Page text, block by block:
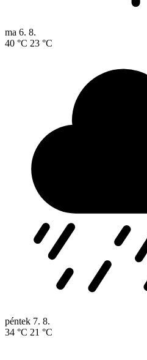
ma 6. 8.
40 °C 23 °C
péntek 7. 8.
34 °C 21 °C